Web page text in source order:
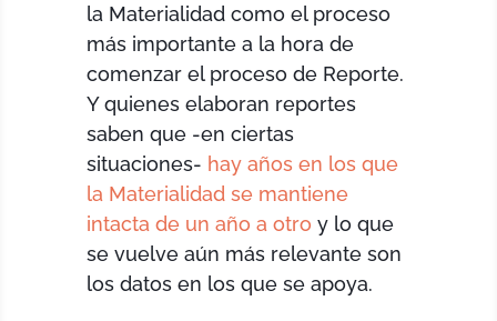
la Materialidad como el proceso
más importante a la hora de
comenzar el proceso de Reporte.
Y quienes elaboran reportes
saben que -en ciertas
situaciones- hay años en los que
la Materialidad se mantiene
intacta de un año a otro y lo que
se vuelve aún más relevante son
los datos en los que se apoya.